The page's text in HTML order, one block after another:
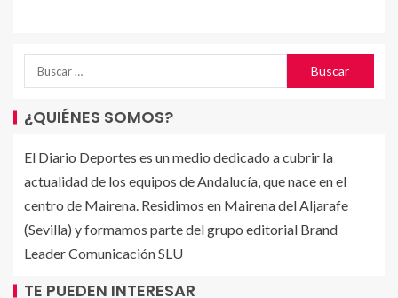
¿QUIÉNES SOMOS?
El Diario Deportes es un medio dedicado a cubrir la
actualidad de los equipos de Andalucía, que nace en el
centro de Mairena. Residimos en Mairena del Aljarafe
(Sevilla) y formamos parte del grupo editorial Brand
Leader Comunicación SLU
TE PUEDEN INTERESAR